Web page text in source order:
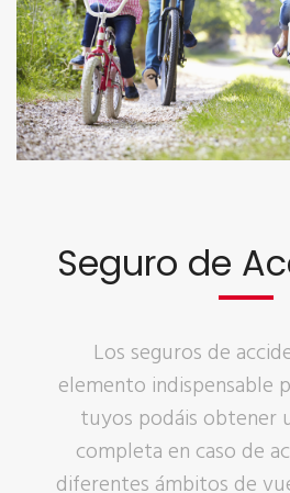
Seguro de
Los seguros de
elemento indispensable
tuyos podáis obtener
completa en caso de
diferentes ámbitos de